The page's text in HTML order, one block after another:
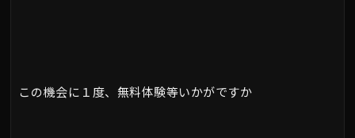
この機会に１度、無料体験等いかがですか